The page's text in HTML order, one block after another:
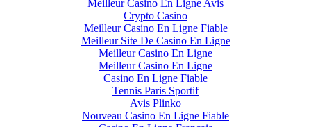
Meilleur Casino En Ligne Avis
Crypto Casino
Meilleur Casino En Ligne Fiable
Meilleur Site De Casino En Ligne
Meilleur Casino En Ligne
Meilleur Casino En Ligne
Casino En Ligne Fiable
Tennis Paris Sportif
Avis Plinko
Nouveau Casino En Ligne Fiable